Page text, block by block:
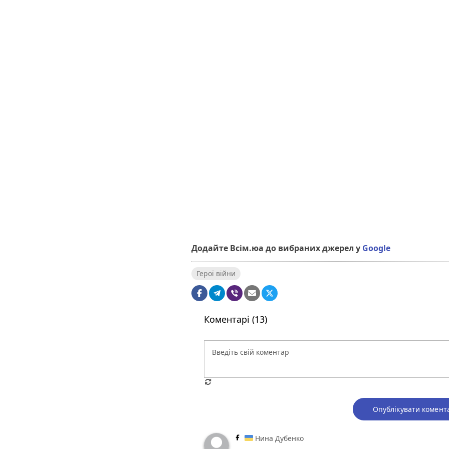
Додайте Всім.юа до вибраних джерел у Google
Герої війни
Коментарі (13)
Опублікувати
Нина Дубенко